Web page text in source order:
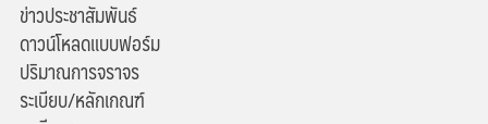
ข่าวประชาสัมพันธ์
ดาวน์โหลดแบบฟอร์ม
ปริมาณการจราจร
ระเบียบ/หลักเกณฑ์